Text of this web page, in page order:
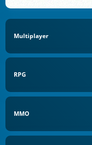
Multiplayer
RPG
MMO